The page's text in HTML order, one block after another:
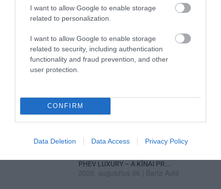
I want to allow Google to enable storage
related to personalization.
I want to allow Google to enable storage
related to security, including authentication
functionality and fraud prevention, and other
user protection.
CONFIRM
Data Deletion Data Access Privacy Policy
ÖS FŐÚTON EGERBEN
2026. augusztus 07|Eger ügye
HALMENTÉS SZARVASKŐNÉL: ŐSHONOS
ÉS VÉDETT HALAKAT MENTETT...
2026. augusztus 07 Környék ügye
KÉT AUTÓ ÜTKÖZÖTT BOGÁCSON, A
MENTŐK IS A HELYSZÍNRE ÉRKE...
PHEV LUXURY – A KÍNAI PR...
2026. augusztus 06 Barta Autó